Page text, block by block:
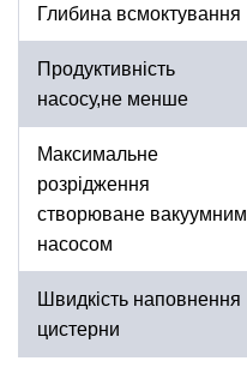
Глибина всмоктування
Продуктивність
насосу,не менше
Максимальне
розрідження
створюване вакуумним
насосом
Швидкість наповнення
цистерни